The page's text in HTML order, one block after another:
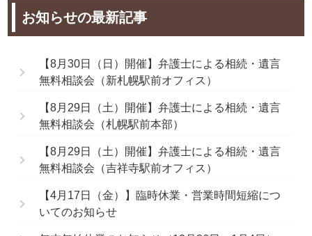
お知らせの最新記事
【8月30日（日）開催】弁護士による相続・遺言
無料相談会（新札幌駅前オフィス）
【8月29日（土）開催】弁護士による相続・遺言
無料相談会（札幌駅前本部）
【8月29日（土）開催】弁護士による相続・遺言
無料相談会（吉祥寺駅前オフィス）
【4月17日（金）】臨時休業・営業時間短縮につ
いてのお知らせ